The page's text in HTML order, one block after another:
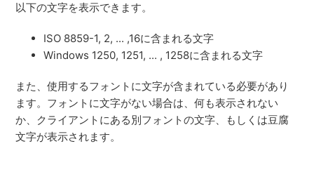
以下の文字を表示できます。
ISO 8859-1, 2, ... ,16に含まれる文字
Windows 1250, 1251, ... , 1258に含まれる文字
また、使用するフォントに文字が含まれている必要があり
ます。フォントに文字がない場合は、何も表示されない
か、クライアントにある別フォントの文字、もしくは豆腐
文字が表示されます。